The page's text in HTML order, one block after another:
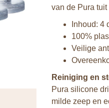
van de Pura
Inhoud: 4
100%
Veilige
Reiniging en
Pura silicone
milde zeep en